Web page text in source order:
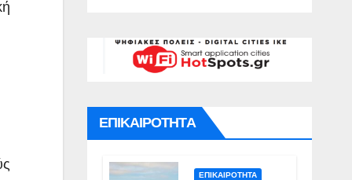
ΕΠΙΚΑΙΡΟΤΗΤΑ
ΕΠΙΚΑΙΡΟΤΗΤΑ